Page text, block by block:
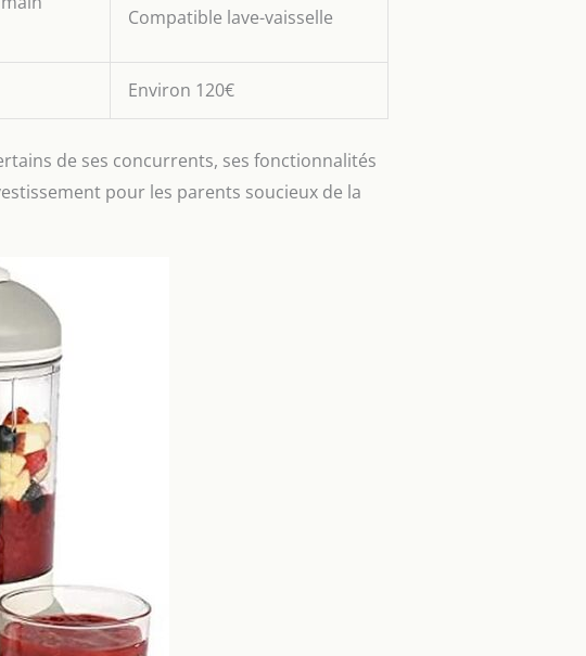
Compatible lave-vaisselle
Environ 120€
de ses concurrents, ses fonctionnalités
pour les parents soucieux de la